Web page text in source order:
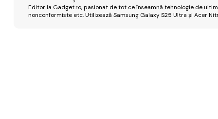
Editor la Gadget.ro, pasionat de tot ce înseamnă tehnologie de
nonconformiste etc. Utilizează Samsung Galaxy S25 Ultra și Acer